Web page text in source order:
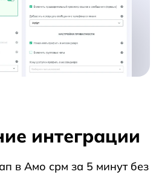
интеграции
в Амо срм за 5 минут без